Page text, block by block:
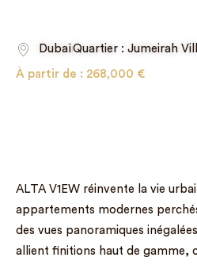
DubaïQuartier : Jumeirah
À partir de : 268,000 €
ALTA V1EW réinvente la vie
appartements modernes
des vues panoramiques
allient finitions haut de gamme,